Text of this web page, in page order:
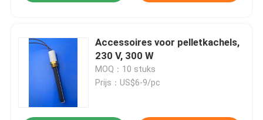
Accessoires voor pelletkachels,
230 V, 300 W
MOQ：10 stuks
Prijs：US$6-9/pc